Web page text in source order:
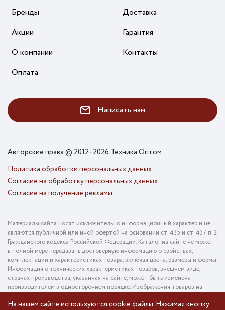
На нашем сайте используются cookie файлы. Нажимая кнопку
Бренды
Акции
О компании
Оплата
Доставка
Гарантия
Контакты
Написать нам
Авторские права © 2012–2026 Техника Оптом
Политика обработки персональных данных
Согласие на обработку персональных данных
Согласие на получение рекламы
Материалы сайта носят исключительно информационный характер и не
являются публичной или иной офертой на основании ст. 435 и ст. 437 п. 2
Гражданского кодекса Российской Федерации. Каталог на сайте не может
в полной мере передавать достоверную информацию о свойствах,
комплектации и характеристиках товара, включая цвета, размеры и формы.
Информация о технических характеристиках товаров, внешнем виде,
странах производства, указанная на сайте, может быть изменена
производителем в одностороннем порядке. Изображения товаров на
оригинального товара. Информация о цене товара, указанная в каталоге на